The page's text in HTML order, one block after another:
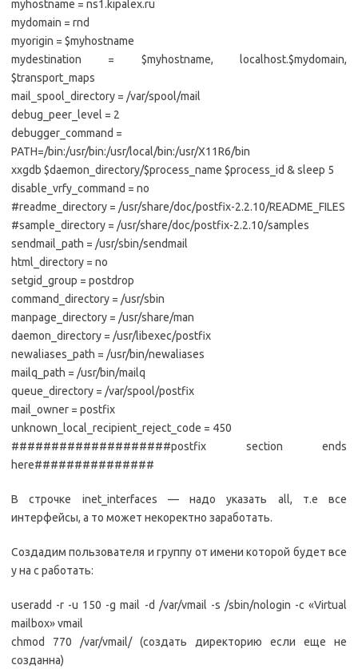
myhostname = ns1.kipalex.ru
mydomain = rnd
myorigin = $myhostname
mydestination = $myhostname, localhost.$mydomain,
$transport_maps
mail_spool_directory = /var/spool/mail
debug_peer_level = 2
debugger_command =
PATH=/bin:/usr/bin:/usr/local/bin:/usr/X11R6/bin
xxgdb $daemon_directory/$process_name $process_id & sleep 5
disable_vrfy_command = no
#readme_directory = /usr/share/doc/postfix-2.2.10/README_FILES
#sample_directory = /usr/share/doc/postfix-2.2.10/samples
sendmail_path = /usr/sbin/sendmail
html_directory = no
setgid_group = postdrop
command_directory = /usr/sbin
manpage_directory = /usr/share/man
daemon_directory = /usr/libexec/postfix
newaliases_path = /usr/bin/newaliases
mailq_path = /usr/bin/mailq
queue_directory = /var/spool/postfix
mail_owner = postfix
unknown_local_recipient_reject_code = 450
####################postfix section ends
here###############
В строчке inet_interfaces — надо указать all, т.е все
интерфейсы, а то может некоректно заработать.
Создадим пользователя и группу от имени которой будет все
у на с работать:
useradd -r -u 150 -g mail -d /var/vmail -s /sbin/nologin -c «Virtual
mailbox» vmail
chmod 770 /var/vmail/ (создать директорию если еще не
созданна)